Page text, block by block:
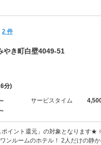
2 件
やき町白壁4049-51
分)
サービスタイム
イント還元」の対象となります★
ンルームのホテル！ 2人だけの静